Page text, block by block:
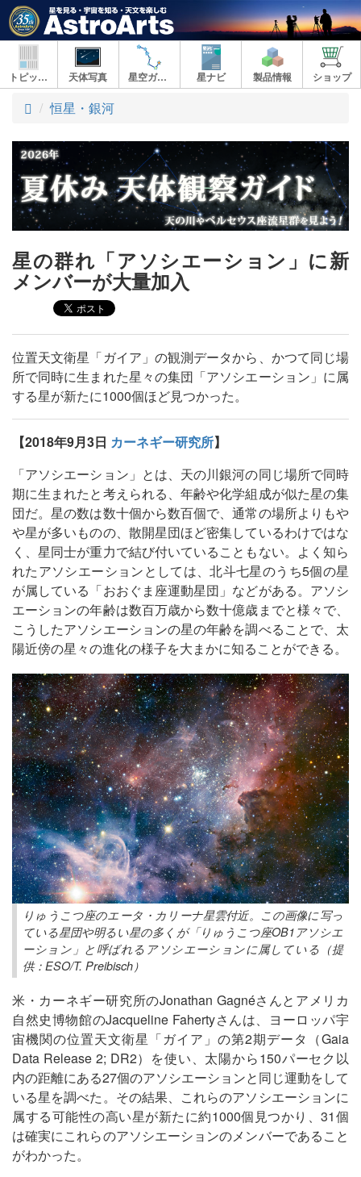
トピックス 天体写真 星空ガイド 星ナビ 製品情報 ショップ
ト
プ
恒星・銀河
星の群れ「アソシエーション」に新
メンバーが大量加入
位置天文衛星「ガイア」の観測データから、かつて同じ場
所で同時に生まれた星々の集団「アソシエーション」に属
する星が新たに1000個ほど見つかった。
【2018年9月3日 カーネギー研究所】
「アソシエーション」とは、天の川銀河の同じ場所で同時
期に生まれたと考えられる、年齢や化学組成が似た星の集
団だ。星の数は数十個から数百個で、通常の場所よりもや
や星が多いものの、散開星団ほど密集しているわけではな
く、星同士が重力で結び付いていることもない。よく知ら
れたアソシエーションとしては、北斗七星のうち5個の星
が属している「おおぐま座運動星団」などがある。アソシ
エーションの年齢は数百万歳から数十億歳までと様々で、
こうしたアソシエーションの星の年齢を調べることで、太
陽近傍の星々の進化の様子を大まかに知ることができる。
りゅうこつ座のエータ・カリーナ星雲付近。この画像に写っ
ている星団や明るい星の多くが「りゅうこつ座OB1アソシエ
ーション」と呼ばれるアソシエーションに属している（提
供：ESO/T. Preibisch）
米・カーネギー研究所のJonathan Gagnéさんとアメリカ
自然史博物館のJacqueline Fahertyさんは、ヨーロッパ宇
宙機関の位置天文衛星「ガイア」の第2期データ（Gaia
Data Release 2; DR2）を使い、太陽から150パーセク以
内の距離にある27個のアソシエーションと同じ運動をして
いる星を調べた。その結果、これらのアソシエーションに
属する可能性の高い星が新たに約1000個見つかり、31個
は確実にこれらのアソシエーションのメンバーであること
がわかった。